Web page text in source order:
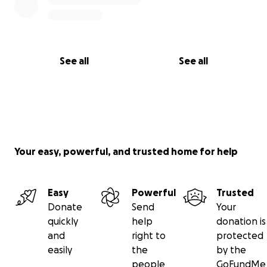
See all See all
Your easy, powerful, and trusted home for help
Easy
Donate
quickly
and
easily
Powerful
Send
help
right to
the
people
Trusted
Your
donation is
protected
by the
GoFundMe